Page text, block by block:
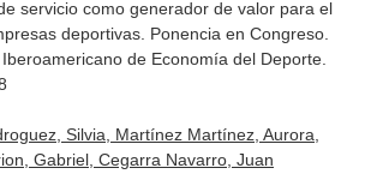
servicio como generador de valor para el
deportivas. Ponencia en Congreso.
de Economía del Deporte.
Silvia, Martínez Martínez, Aurora,
Gabriel, Cegarra Navarro, Juan